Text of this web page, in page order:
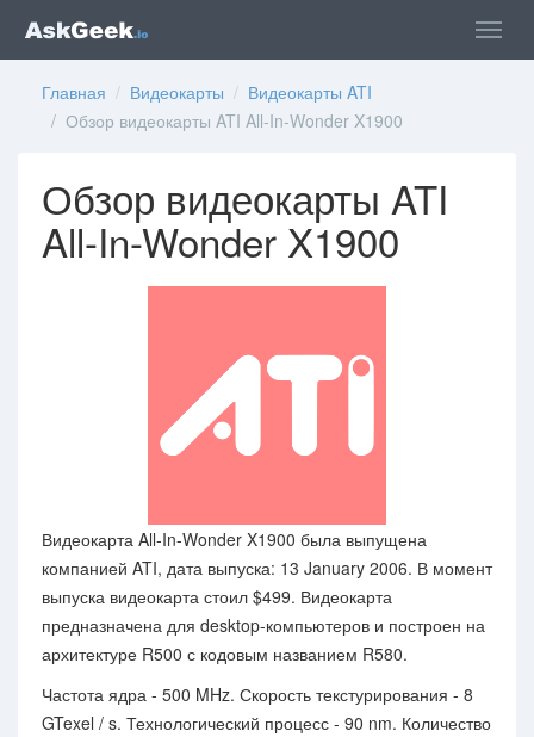
Главная / Видеокарты / Видеокарты ATI
/ Обзор видеокарты ATI All-In-Wonder X1900
Обзор видеокарты ATI
All-In-Wonder X1900
Видеокарта All-In-Wonder X1900 была выпущена
компанией ATI, дата выпуска: 13 January 2006. В момент
выпуска видеокарта стоил $499. Видеокарта
предназначена для desktop-компьютеров и построен на
архитектуре R500 с кодовым названием R580.
Частота ядра - 500 MHz. Скорость текстурирования - 8
GTexel / s. Технологический процесс - 90 nm. Количество